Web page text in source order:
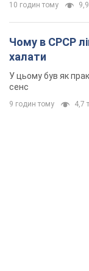
10 годин тому
Чому в СРСР
халати
У цьому був як
сенс
9 годин тому 4,7